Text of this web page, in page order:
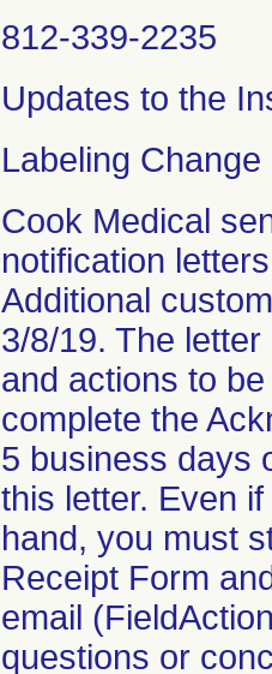
812-339-2235
Updates to the
Labeling Change
Cook Medical
notification
Additional
3/8/19. The
and actions to
complete the
5 business days
this letter. Even
hand, you must
Receipt Form
email
questions or